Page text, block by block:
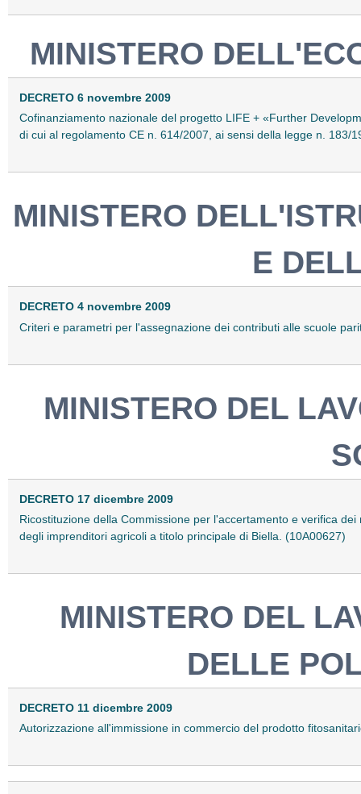
MINISTERO
DECRETO 6 novembre 2009
Cofinanziamento nazionale del progetto LIFE + «Further
di cui al regolamento CE n. 614/2007, ai sensi della legge n. 183/
MINISTERO
E
DECRETO 4 novembre 2009
Criteri e parametri per l'assegnazione dei contributi alle scuole
MINISTERO DEL
DECRETO 17 dicembre 2009
Ricostituzione della Commissione per l'accertamento e verifica
degli imprenditori agricoli a titolo principale di Biella. (10A00627)
MINISTERO DEL
DELLE
DECRETO 11 dicembre 2009
Autorizzazione all'immissione in commercio del prodotto